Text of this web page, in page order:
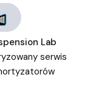
Lab
serwis